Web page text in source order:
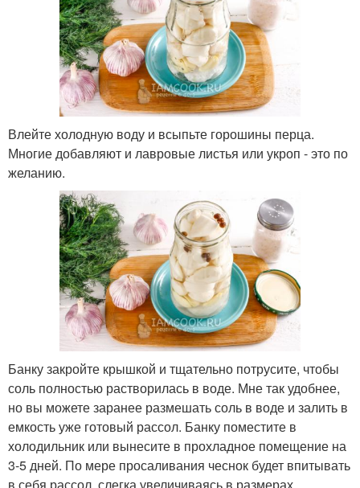
Влейте холодную воду и всыпьте горошины перца.
Многие добавляют и лавровые листья или укроп - это по
желанию.
Банку закройте крышкой и тщательно потрусите, чтобы
соль полностью растворилась в воде. Мне так удобнее,
но вы можете заранее размешать соль в воде и залить в
емкость уже готовый рассол. Банку поместите в
холодильник или вынесите в прохладное помещение на
3-5 дней. По мере просаливания чеснок будет впитывать
в себя рассол, слегка увеличиваясь в размерах.